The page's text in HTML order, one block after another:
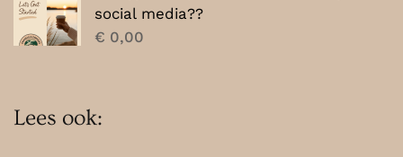
social media??
€ 0,00
Lees ook: